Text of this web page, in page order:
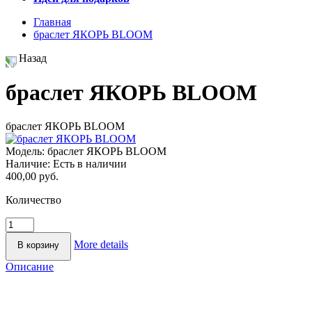
Главная
браслет ЯКОРЬ BLOOM
Назад
браслет ЯКОРЬ BLOOM
браслет ЯКОРЬ BLOOM
Модель: браслет ЯКОРЬ BLOOM
Наличие: Есть в наличии
400,00 руб.
Количество
More details
Описание